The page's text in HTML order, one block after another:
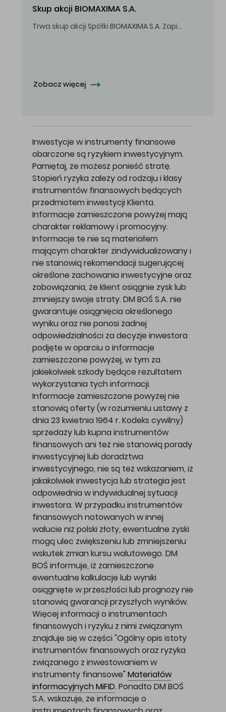
Skup akcji BIOMAXIMA S.A.
Trwa skup akcji Spółki BIOMAXIMA S.A. Zapisy do 4 sierpnia 2026 r. do godz. 16.00.
Zobacz więcej
Inwestycje w instrumenty finansowe
obarczone są ryzykiem inwestycyjnym.
Pamiętaj, że możesz ponieść stratę.
Stopień ryzyka zależy od rodzaju i klasy
instrumentów finansowych będących
przedmiotem inwestycji Klienta.
Informacje zamieszczone powyżej mają
charakter reklamowy i promocyjny.
Informacje te nie są materiałem
mającym charakter zindywidualizowany i
nie stanowią rekomendacji sugerującej
określone zachowania inwestycyjne oraz
zobowiązania, że klient osiągnie zysk lub
zmniejszy swoje straty. DM BOŚ S.A. nie
gwarantuje osiągnięcia określonego
wyniku oraz nie ponosi żadnej
odpowiedzialności za decyzje inwestora
podjęte w oparciu o informacje
zamieszczone powyżej, w tym za
jakiekolwiek szkody będące rezultatem
wykorzystania tych informacji.
Informacje zamieszczone powyżej nie
stanowią oferty (w rozumieniu ustawy z
dnia 23 kwietnia 1964 r. Kodeks cywilny)
sprzedaży lub kupna instrumentów
finansowych ani też nie stanowią porady
inwestycyjnej lub doradztwa
inwestycyjnego, nie są też wskazaniem, iż
jakakolwiek inwestycja lub strategia jest
odpowiednia w indywidualnej sytuacji
inwestora. W przypadku instrumentów
finansowych notowanych w innej
walucie niż polski złoty, ewentualne zyski
mogą ulec zwiększeniu lub zmniejszeniu
wskutek zmian kursu walutowego. DM
BOŚ informuje, iż zamieszczone
ewentualne kalkulacje lub wyniki
osiągnięte w przeszłości lub prognozy nie
stanowią gwarancji przyszłych wyników.
Więcej informacji o instrumentach
finansowych i ryzyku z nimi związanym
znajduje się w części "Ogólny opis istoty
instrumentów finansowych oraz ryzyka
związanego z inwestowaniem w
instrumenty finansowe" Materiałów
informacyjnych MiFID. Ponadto DM BOŚ
S.A. wskazuje, że informacje o